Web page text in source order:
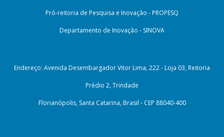
Pró-reitoria de Pesquisa e Inovação - PROPESQ
Departamento de Inovação - SINOVA
Endereço: Avenida Desembargador Vitor Lima, 222 - Loja 03, Reitoria
Prédio 2, Trindade
Florianópolis, Santa Catarina, Brasil - CEP 88040-400